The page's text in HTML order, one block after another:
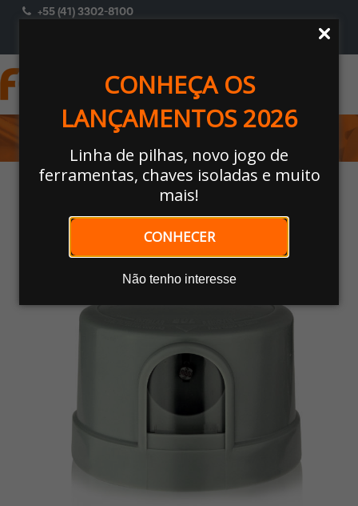
CONHEÇA OS
LANÇAMENTOS 2026
Linha de pilhas, novo jogo de
ferramentas, chaves isoladas e muito
mais!
CONHECER
Não tenho interesse
+55 (41) 3302-8100
MATERIAIS ELÉTRICOS
Home/ MATERIAIS ELÉTRICOS /Relé Fotoelétrico/ RELÉ FOTOELÉTRICO
E BASE PARA RELÉ
Nossos Produtos